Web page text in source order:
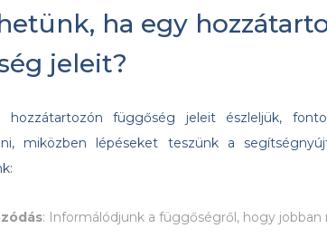
ha egy
jeleit?
hozzátartozón függőség jeleit észleljük,
miközben lépéseket teszünk a
: Informálódjunk a függőségről, hogy